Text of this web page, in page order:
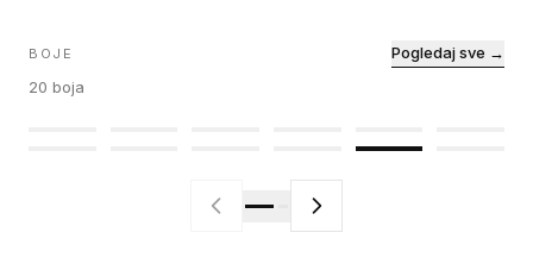
BOJE
20 boja
Pogledaj sve →